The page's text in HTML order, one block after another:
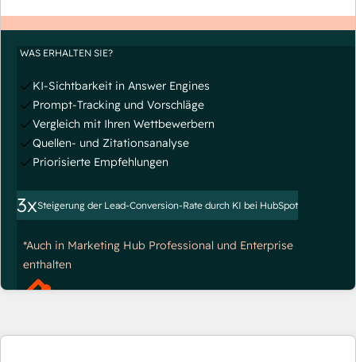
WAS ERHALTEN SIE?
KI-Sichtbarkeit in Answer Engines
Prompt-Tracking und Vorschläge
Vergleich mit Ihren Wettbewerbern
Quellen- und Zitationsanalyse
Priorisierte Empfehlungen
3xSteigerung der Lead-Conversion-Rate durch KI bei HubSpot
*Auch in Marketing Hub Professional und Enterprise
enthalten